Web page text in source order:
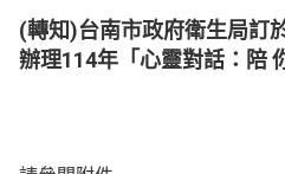
(轉知)台南市政府衛生局訂
辦理114年「心靈對話：陪